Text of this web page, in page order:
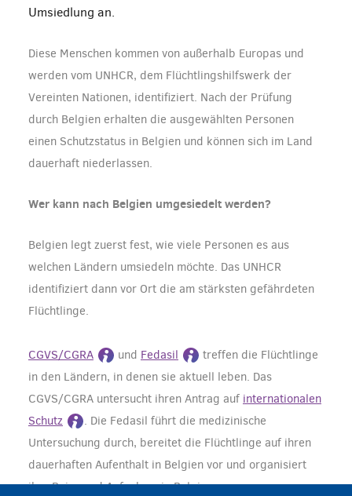
Umsiedlung an.
Diese Menschen kommen von außerhalb Europas und
werden vom UNHCR, dem Flüchtlingshilfswerk der
Vereinten Nationen, identifiziert. Nach der Prüfung
durch Belgien erhalten die ausgewählten Personen
einen Schutzstatus in Belgien und können sich im Land
dauerhaft niederlassen.
Wer kann nach Belgien umgesiedelt werden?
Belgien legt zuerst fest, wie viele Personen es aus
welchen Ländern umsiedeln möchte. Das UNHCR
identifiziert dann vor Ort die am stärksten gefährdeten
Flüchtlinge.
CGVS/CGRA und Fedasil
treffen die Flüchtlinge
in den Ländern, in denen sie aktuell leben. Das
CGVS/CGRA untersucht ihren Antrag auf internationalen
Schutz
. Die Fedasil führt die medizinische
Untersuchung durch, bereitet die Flüchtlinge auf ihren
dauerhaften Aufenthalt in Belgien vor und organisiert
ihre Reise und Aufnahme in Belgien.